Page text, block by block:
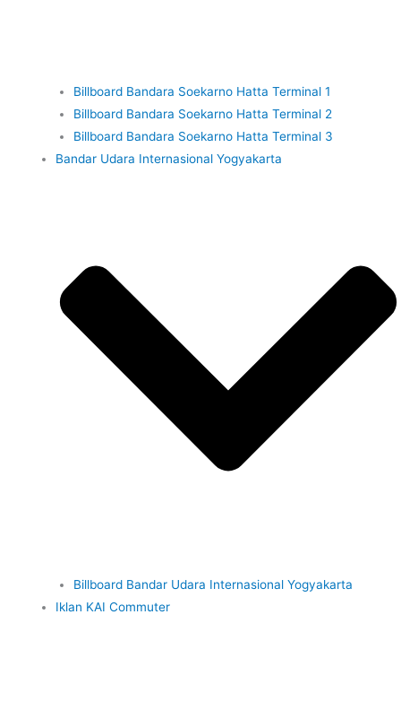
Billboard Bandara Soekarno Hatta Terminal 1
Billboard Bandara Soekarno Hatta Terminal 2
Billboard Bandara Soekarno Hatta Terminal 3
Bandar Udara Internasional Yogyakarta
Billboard Bandar Udara Internasional Yogyakarta
Iklan KAI Commuter